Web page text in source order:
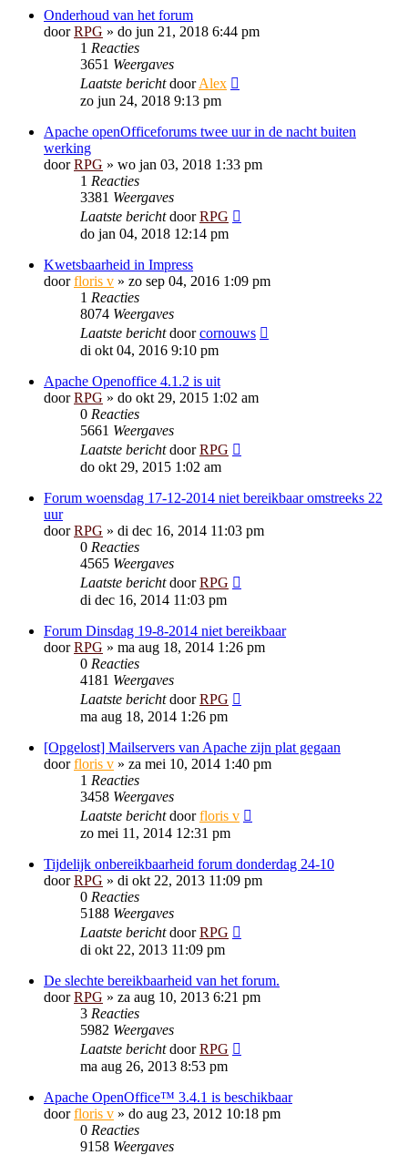
Onderhoud van het forum
doorRPG » do jun 21, 2018 6:44 pm
1 Reacties
3651 Weergaves
Laatste berichtdoorAlex
zo jun 24, 2018 9:13 pm
Apache openOfficeforums twee uur in de nacht buiten
werking
doorRPG » wo jan 03, 2018 1:33 pm
1 Reacties
3381 Weergaves
Laatste berichtdoorRPG
do jan 04, 2018 12:14 pm
Kwetsbaarheid in Impress
doorfloris v » zo sep 04, 2016 1:09 pm
1 Reacties
8074 Weergaves
Laatste berichtdoorcornouws
di okt 04, 2016 9:10 pm
Apache Openoffice 4.1.2 is uit
doorRPG » do okt 29, 2015 1:02 am
0 Reacties
5661 Weergaves
Laatste berichtdoorRPG
do okt 29, 2015 1:02 am
Forum woensdag 17-12-2014 niet bereikbaar omstreeks 22
uur
doorRPG » di dec 16, 2014 11:03 pm
0 Reacties
4565 Weergaves
Laatste berichtdoorRPG
di dec 16, 2014 11:03 pm
Forum Dinsdag 19-8-2014 niet bereikbaar
doorRPG » ma aug 18, 2014 1:26 pm
0 Reacties
4181 Weergaves
Laatste berichtdoorRPG
ma aug 18, 2014 1:26 pm
[Opgelost] Mailservers van Apache zijn plat gegaan
doorfloris v » za mei 10, 2014 1:40 pm
1 Reacties
3458 Weergaves
Laatste berichtdoorfloris v
zo mei 11, 2014 12:31 pm
Tijdelijk onbereikbaarheid forum donderdag 24-10
doorRPG » di okt 22, 2013 11:09 pm
0 Reacties
5188 Weergaves
Laatste berichtdoorRPG
di okt 22, 2013 11:09 pm
De slechte bereikbaarheid van het forum.
doorRPG » za aug 10, 2013 6:21 pm
3 Reacties
5982 Weergaves
Laatste berichtdoorRPG
ma aug 26, 2013 8:53 pm
Apache OpenOffice™ 3.4.1 is beschikbaar
doorfloris v » do aug 23, 2012 10:18 pm
0 Reacties
9158 Weergaves